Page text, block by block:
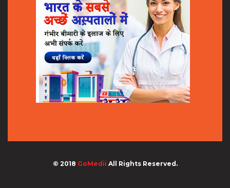
© 2018 GoMedii All Rights Reserved.